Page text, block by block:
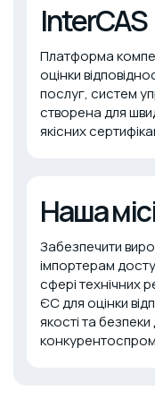
InterCAS
Платформа
оцінки
послуг, систем
створена для
якісних
Наша
Забезпечити
імпортерам
сфері технічних
ЄС для оцінки
якості та безпеки